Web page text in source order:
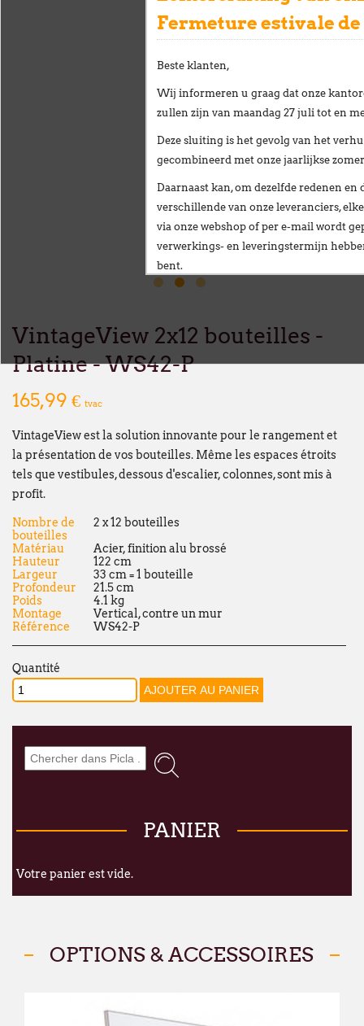
VintageView 2x12 bouteilles -
Platine - WS42-P
165,99 € tvac
VintageView est la solution innovante pour le rangement et
la présentation de vos bouteilles. Même les espaces étroits
tels que vestibules, dessous d'escalier, colonnes, sont mis à
profit.
Nombre de
bouteilles
2 x 12 bouteilles
Matériau
Acier, finition alu brossé
Hauteur
122 cm
Largeur
33 cm = 1 bouteille
Profondeur
21.5 cm
Poids
4.1 kg
Montage
Vertical, contre un mur
Référence
WS42-P
Quantité
PANIER
Votre panier est vide.
OPTIONS & ACCESSOIRES
Fermeture estivale
Beste klanten,
Wij informeren u graag dat onze
zullen zijn vanmaandag 27 juli tot en
Deze sluiting is het gevolg van het
gecombineerd met onzejaarlijkse
Daarnaast kan, om dezelfde redenen
verschillende van onze leveranciers,
via onze webshop of per e-mailwordt
verwerkings- en leveringstermijn
bent.
Vanafmaandag 24 augustus
nieuwe vestiging op het volgende adres:
Wij wensen u een fijne zomer!
François Dubaere en Géraldine Dubaere
Chers clients,
Nous vous informons que nos bureaux
fermés
qu'à notrefermeture estivale annuelle
Par ailleurs, en raison de ces mêmes
commande passée via notre webshop
qu'à l'habitude.
Nous mettons tout en œuvre pour
remercions sincèrement pour votre
dans nos nouveaux locaux à l'adresse